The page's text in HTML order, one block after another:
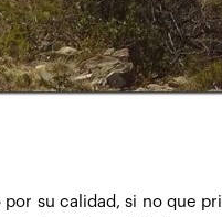
su calidad, si no que